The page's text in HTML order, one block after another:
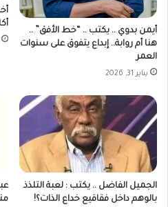
أيمن بدوي .. يكتب .. “خط الأفق” ..
هنا أم روابة.. إبداع يتفوق على سنوات
العمر
يناير 31, 2026
الجميل الفاضل .. يكتب : لعبة التلذذ
بالوهم داخل فقاقيع خداع الذات؟!